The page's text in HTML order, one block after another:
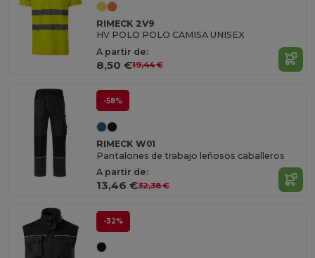
RIMECK 2V9
HV POLO POLO CAMISA UNISEX
A partir de:
8,50 €19,44 €
-58%
RIMECK W01
Pantalones de trabajo leñosos caballeros
A partir de:
13,46 €32,38 €
-32%